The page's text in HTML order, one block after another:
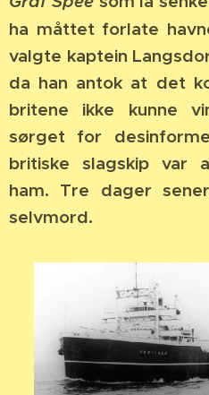
ha måttet forlate
valgte kaptein
da han antok at det
britene ikke kunne
sørget for
britiske slagskip var
ham. Tre dager
selvmord.